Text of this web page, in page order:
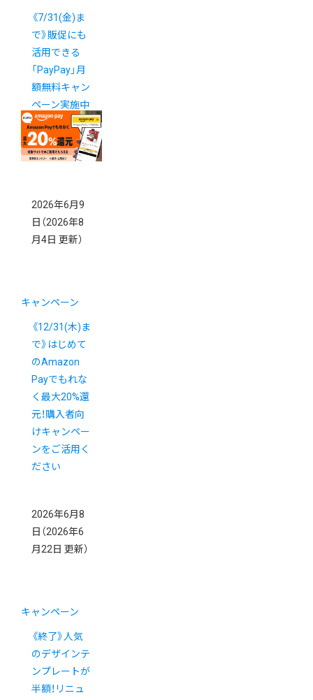
《7/31(金)ま
で》販促にも
活用できる
「PayPay」月
額無料キャン
ペーン実施中
2026年6月9
日 （2026年8
月4日 更新）
キャンペーン
《12/31(木)ま
で》はじめて
のAmazon
Payでもれな
く最大20%還
元！購入者向
けキャンペー
ンをご活用く
ださい
2026年6月8
日 （2026年6
月22日 更新）
キャンペーン
《終了》人気
のデザインテ
ンプレートが
半額！リニュ